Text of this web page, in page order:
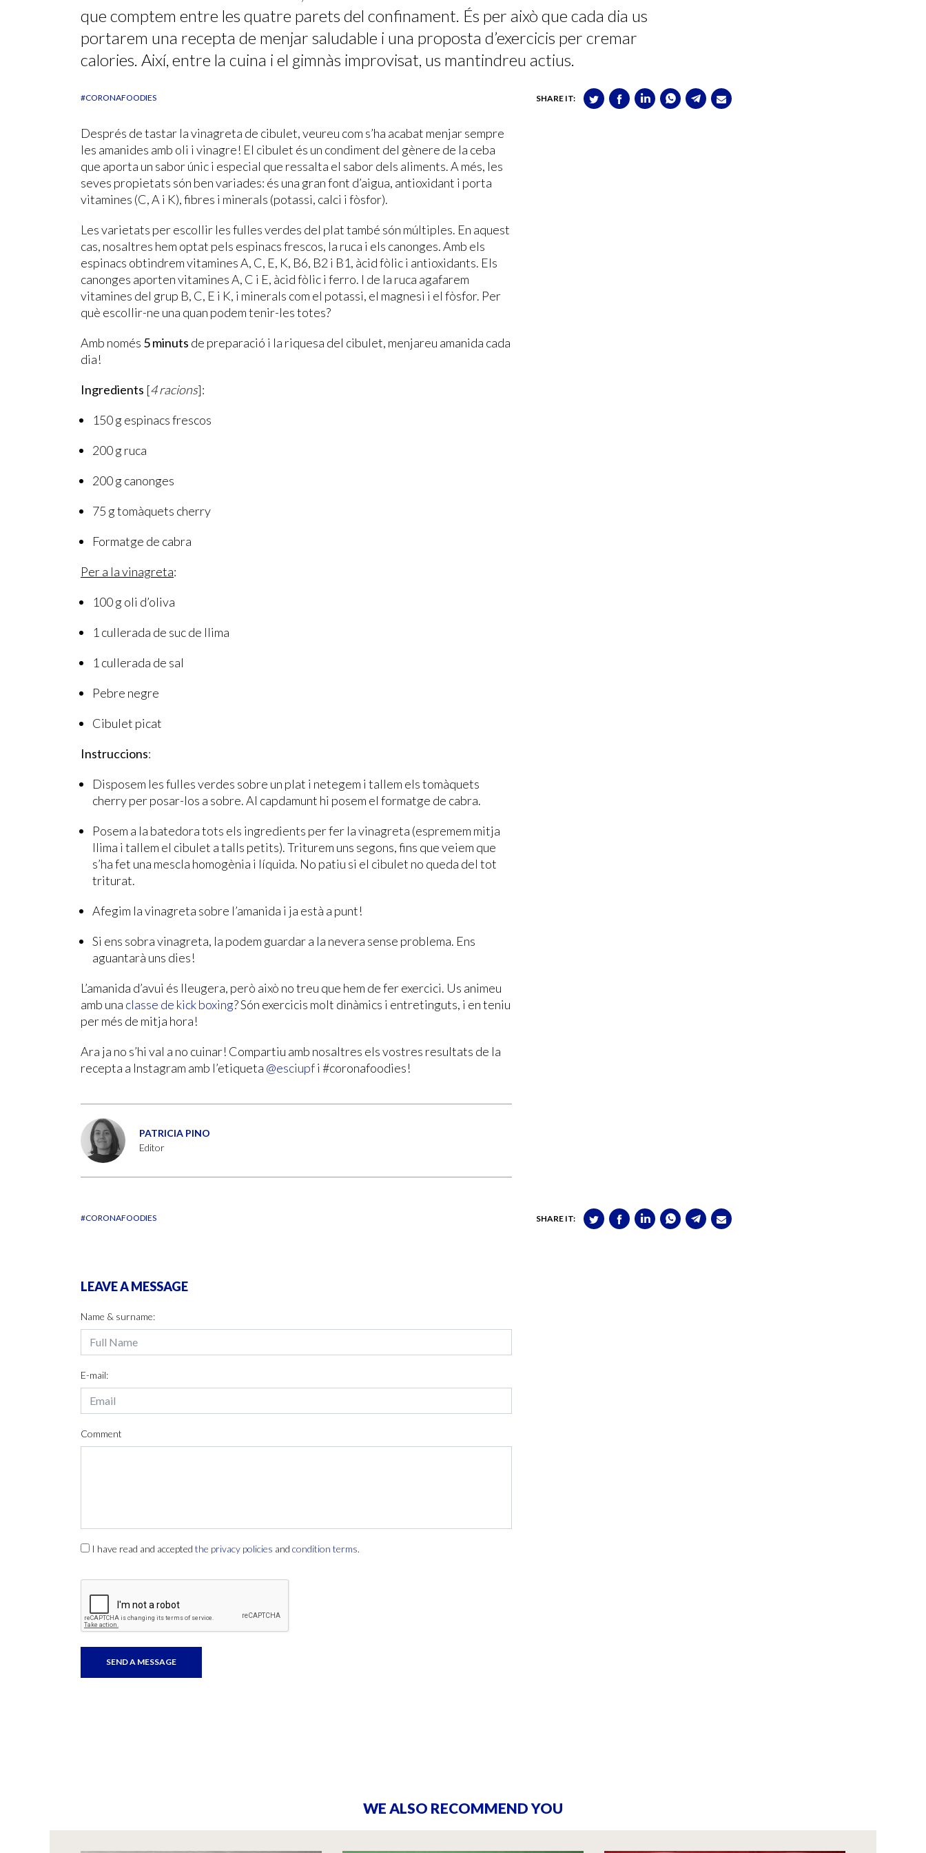
que comptem entre les quatre parets del confinament. És per això que cada dia us
portarem una recepta de menjar saludable i una proposta d’exercicis per cremar
calories. Així, entre la cuina i el gimnàs improvisat, us mantindreu actius.
#CORONAFOODIES SHARE IT:
Després de tastar la vinagreta de cibulet, veureu com s’ha acabat menjar sempre
les amanides amb oli i vinagre! El cibulet és un condiment del gènere de la ceba
que aporta un sabor únic i especial que ressalta el sabor dels aliments. A més, les
seves propietats són ben variades: és una gran font d’aigua, antioxidant i porta
vitamines (C, A i K), fibres i minerals (potassi, calci i fòsfor).
Les varietats per escollir les fulles verdes del plat també són múltiples. En aquest
cas, nosaltres hem optat pels espinacs frescos, la ruca i els canonges. Amb els
espinacs obtindrem vitamines A, C, E, K, B6, B2 i B1, àcid fòlic i antioxidants. Els
canonges aporten vitamines A, C i E, àcid fòlic i ferro. I de la ruca agafarem
vitamines del grup B, C, E i K, i minerals com el potassi, el magnesi i el fòsfor. Per
què escollir-ne una quan podem tenir-les totes?
Amb només 5 minuts de preparació i la riquesa del cibulet, menjareu amanida cada
dia!
Ingredients [4 racions]:
150 g espinacs frescos
200 g ruca
200 g canonges
75 g tomàquets cherry
Formatge de cabra
Per a la vinagreta:
100 g oli d’oliva
1 cullerada de suc de llima
1 cullerada de sal
Pebre negre
Cibulet picat
Instruccions:
Disposem les fulles verdes sobre un plat i netegem i tallem els tomàquets
cherry per posar-los a sobre. Al capdamunt hi posem el formatge de cabra.
Posem a la batedora tots els ingredients per fer la vinagreta (espremem mitja
llima i tallem el cibulet a talls petits). Triturem uns segons, fins que veiem que
s’ha fet una mescla homogènia i líquida. No patiu si el cibulet no queda del tot
triturat.
Afegim la vinagreta sobre l’amanida i ja està a punt!
Si ens sobra vinagreta, la podem guardar a la nevera sense problema. Ens
aguantarà uns dies!
L’amanida d’avui és lleugera, però això no treu que hem de fer exercici. Us animeu
amb una classe de kick boxing? Són exercicis molt dinàmics i entretinguts, i en teniu
per més de mitja hora!
Ara ja no s’hi val a no cuinar! Compartiu amb nosaltres els vostres resultats de la
recepta a Instagram amb l’etiqueta @esciupfi #coronafoodies!
PATRICIA PINO
Editor
#CORONAFOODIES SHARE IT:
LEAVE A MESSAGE
Name & surname:
E-mail:
Comment
I have read and accepted the privacy policies and condition terms.
WE ALSO RECOMMEND YOU